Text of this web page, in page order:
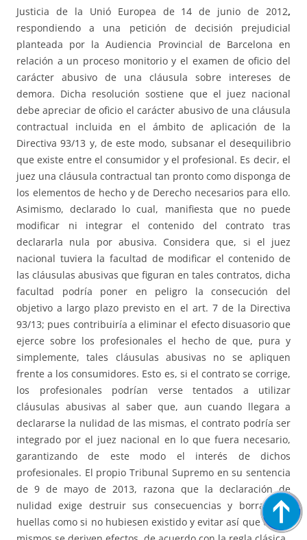
Justicia de la Unió Europea de 14 de junio de 2012,
respondiendo a una petición de decisión prejudicial
planteada por la Audiencia Provincial de Barcelona en
relación a un proceso monitorio y el examen de oficio del
carácter abusivo de una cláusula sobre intereses de
demora. Dicha resolución sostiene que el juez nacional
debe apreciar de oficio el carácter abusivo de una cláusula
contractual incluida en el ámbito de aplicación de la
Directiva 93/13 y, de este modo, subsanar el desequilibrio
que existe entre el consumidor y el profesional. Es decir, el
juez una cláusula contractual tan pronto como disponga de
los elementos de hecho y de Derecho necesarios para ello.
Asimismo, declarado lo cual, manifiesta que no puede
modificar ni integrar el contenido del contrato tras
declararla nula por abusiva. Considera que, si el juez
nacional tuviera la facultad de modificar el contenido de
las cláusulas abusivas que figuran en tales contratos, dicha
facultad podría poner en peligro la consecución del
objetivo a largo plazo previsto en el art. 7 de la Directiva
93/13; pues contribuiría a eliminar el efecto disuasorio que
ejerce sobre los profesionales el hecho de que, pura y
simplemente, tales cláusulas abusivas no se apliquen
frente a los consumidores. Esto es, si el contrato se corrige,
los profesionales podrían verse tentados a utilizar
cláusulas abusivas al saber que, aun cuando llegara a
declararse la nulidad de las mismas, el contrato podría ser
integrado por el juez nacional en lo que fuera necesario,
garantizando de este modo el interés de dichos
profesionales. El propio Tribunal Supremo en su sentencia
de 9 de mayo de 2013, razona que la declaración de
nulidad exige destruir sus consecuencias y borrar sus
huellas como si no hubiesen existido y evitar así que de los